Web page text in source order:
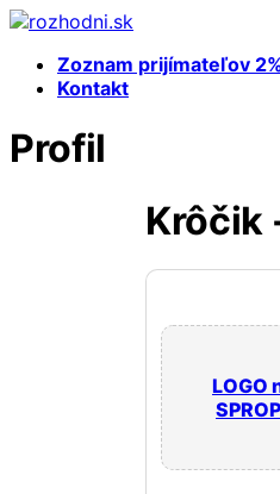
Zoznam prijímateľov
Kontakt
Profil
Krôčik
LOGO